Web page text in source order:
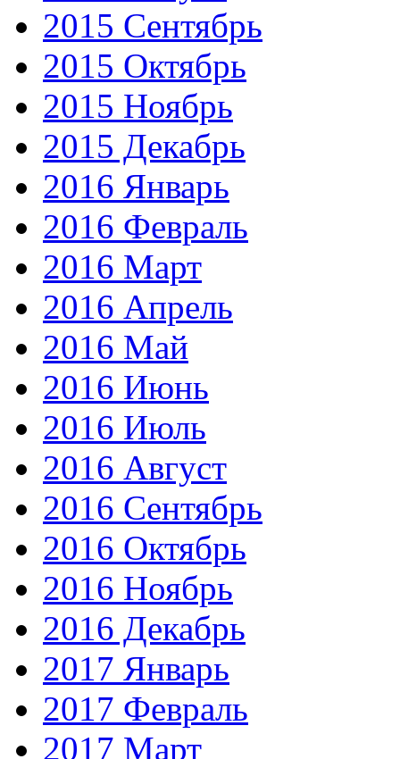
2015 Сентябрь
2015 Октябрь
2015 Ноябрь
2015 Декабрь
2016 Январь
2016 Февраль
2016 Март
2016 Апрель
2016 Май
2016 Июнь
2016 Июль
2016 Август
2016 Сентябрь
2016 Октябрь
2016 Ноябрь
2016 Декабрь
2017 Январь
2017 Февраль
2017 Март